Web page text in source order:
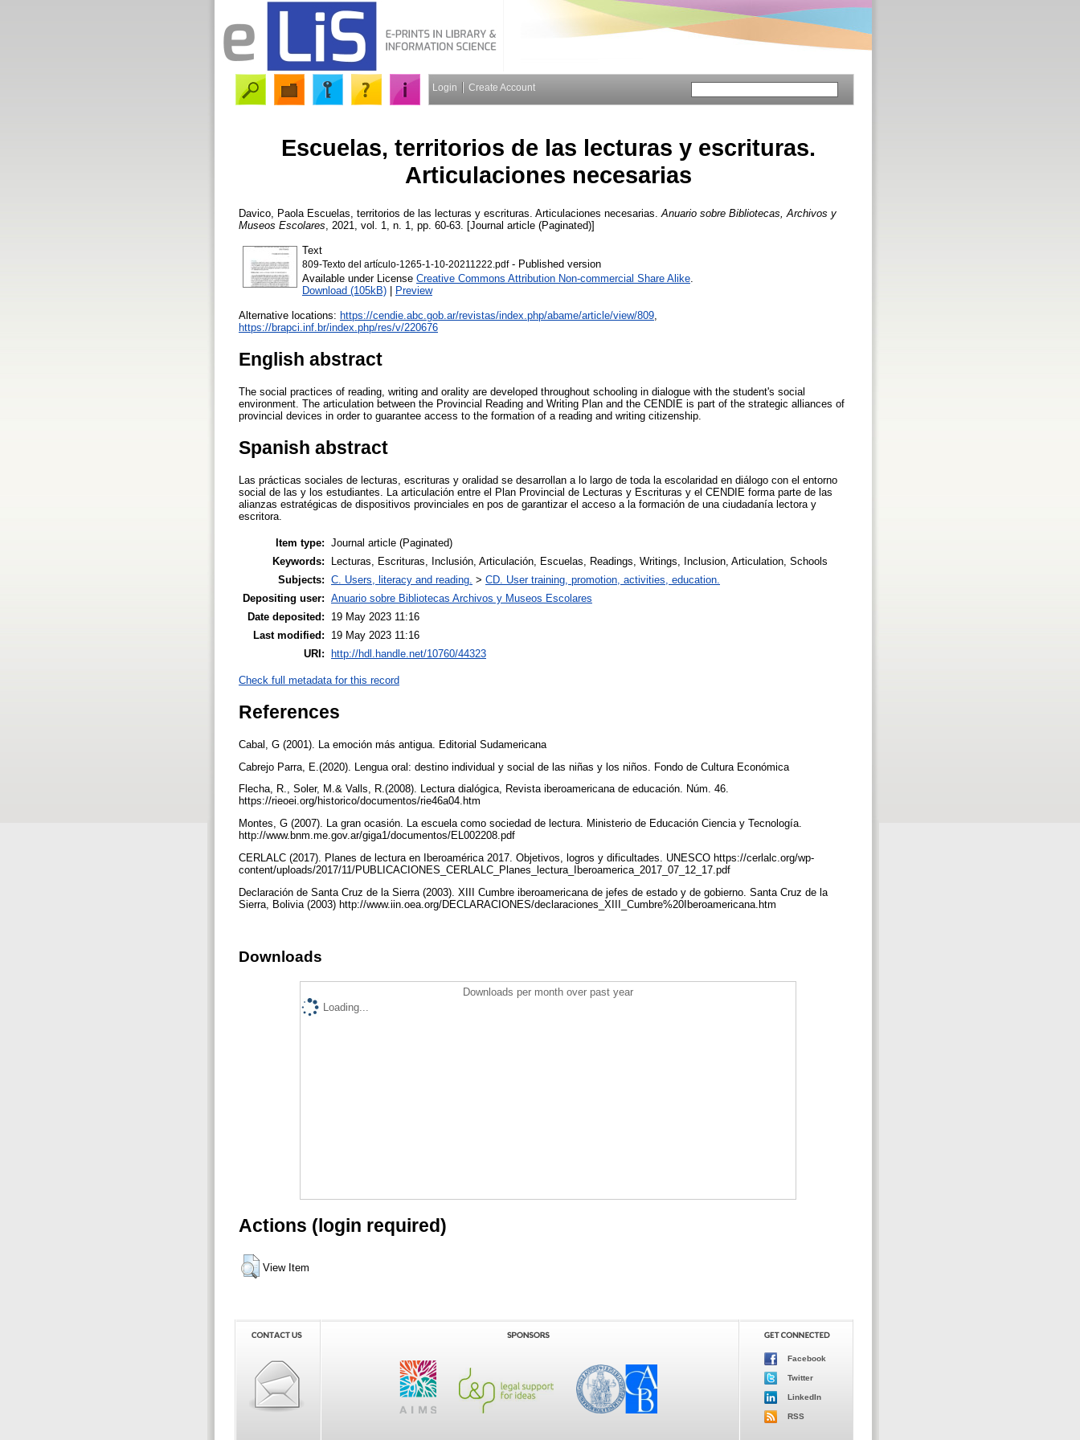
Login Create Account
Escuelas, territorios de las lecturas y escrituras.
Articulaciones necesarias
Davico, Paola Escuelas, territorios de las lecturas y escrituras. Articulaciones necesarias. Anuario sobre Bibliotecas, Archivos y
Museos Escolares , 2021, vol. 1, n. 1, pp. 60-63. [Journal article (Paginated)]
Text
809-Texto del artículo-1265-1-10-20211222.pdf- Published version
Available under License Creative Commons Attribution Non-commercial Share Alike
Download (105kB) | Preview
Alternative locations: https://cendie.abc.gob.ar/revistas/index.php/abame/article/view/809
https://brapci.inf.br/index.php/res/v/220676
English abstract
The social practices of reading, writing and orality are developed throughout schooling in dialogue with the student's social
environment. The articulation between the Provincial Reading and Writing Plan and the CENDIE is part of the strategic alliances of
provincial devices in order to guarantee access to the formation of a reading and writing citizenship.
Spanish abstract
Las prácticas sociales de lecturas, escrituras y oralidad se desarrollan a lo largo de toda la escolaridad en diálogo con el entorno
social de las y los estudiantes. La articulación entre el Plan Provincial de Lecturas y Escrituras y el CENDIE forma parte de las
alianzas estratégicas de dispositivos provinciales en pos de garantizar el acceso a la formación de una ciudadanía lectora y
escritora.
Item type: Journal article (Paginated)
Keywords:
Lecturas, Escrituras, Inclusión, Articulación, Escuelas, Readings, Writings, Inclusion, Articulation, Schools
Subjects: C. Users, literacy and reading. > CD. User training, promotion, activities, education.
Depositing user: Anuario sobre Bibliotecas Archivos y Museos Escolares
Date deposited:
19 May 2023 11:16
Last modified:
19 May 2023 11:16
URI:
http://hdl.handle.net/10760/44323
Check full metadata for this record
References
Cabal, G (2001). La emoción más antigua. Editorial Sudamericana
Cabrejo Parra, E.(2020). Lengua oral: destino individual y social de las niñas y los niños. Fondo de Cultura Económica
Flecha, R., Soler, M.& Valls, R.(2008). Lectura dialógica, Revista iberoamericana de educación. Núm. 46.
https://rieoei.org/historico/documentos/rie46a04.htm
Montes, G (2007). La gran ocasión. La escuela como sociedad de lectura. Ministerio de Educación Ciencia y Tecnología.
http://www.bnm.me.gov.ar/giga1/documentos/EL002208.pdf
CERLALC (2017). Planes de lectura en Iberoamérica 2017. Objetivos, logros y dificultades. UNESCO https://cerlalc.org/wp-
content/uploads/2017/11/PUBLICACIONES_CERLALC_Planes_lectura_Iberoamerica_2017_07_12_17.pdf
Declaración de Santa Cruz de la Sierra (2003). XIII Cumbre iberoamericana de jefes de estado y de gobierno. Santa Cruz de la
Sierra, Bolivia (2003) http://www.iin.oea.org/DECLARACIONES/declaraciones_XIII_Cumbre%20Iberoamericana.htm
Downloads
Downloads per month over past year
Loading...
Actions (login required)
View Item
Facebook
Twitter
LinkedIn
RSS